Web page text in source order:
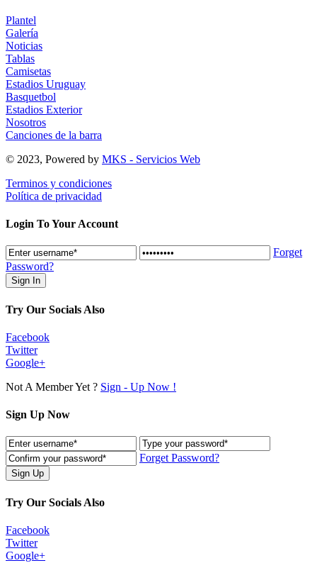
Plantel
Galería
Noticias
Tablas
Camisetas
Estadios Uruguay
Basquetbol
Estadios Exterior
Nosotros
Canciones de la barra
© 2023, Powered by MKS - Servicios Web
Terminos y condiciones
Política de privacidad
Login To Your Account
Forget
Password?
Try Our Socials Also
Facebook
Twitter
Google+
Not A Member Yet ? Sign - Up Now !
Sign Up Now
Forget Password?
Try Our Socials Also
Facebook
Twitter
Google+